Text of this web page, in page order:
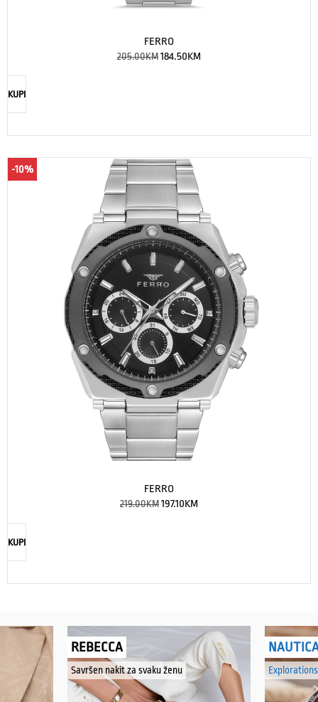
FERRO
205.00KM184.50KM
KUPI
-10%
FERRO
219.00KM197.10KM
KUPI
REBECCA
Savršen nakit za svaku ženu